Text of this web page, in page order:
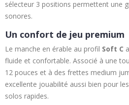
sélecteur 3 positions permettent une
sonores.
Un confort de jeu premium
Le manche en érable au profil Soft C
fluide et confortable. Associé à une
12 pouces et à des frettes medium
excellente jouabilité aussi bien pour
solos rapides.